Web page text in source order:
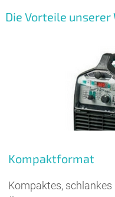
Die Vorteile
Kompaktformat
Kompaktes,